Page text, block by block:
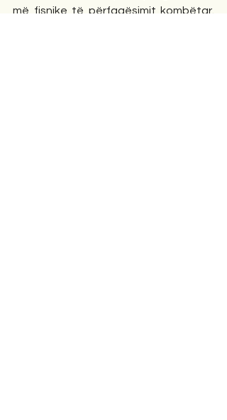
më fisnike të përfaqësimit kombëtar.